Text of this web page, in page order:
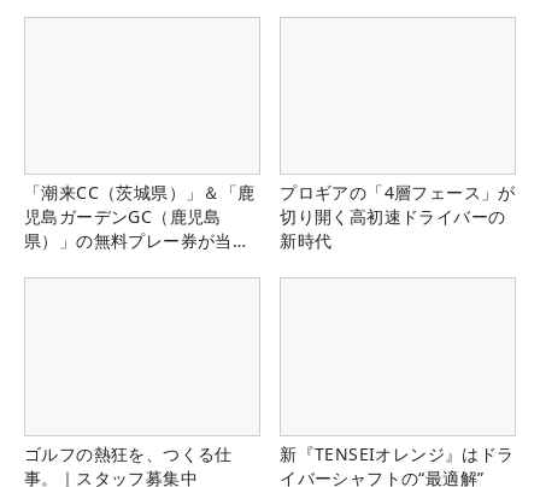
「潮来CC（茨城県）」＆「鹿
児島ガーデンGC（鹿児島
県）」の無料プレー券が当た
プロギアの「4層フェース」が
切り開く高初速ドライバーの
新時代
ゴルフの熱狂を、つくる仕
事。｜スタッフ募集中
新『TENSEIオレンジ』はドラ
イバーシャフトの“最適解”